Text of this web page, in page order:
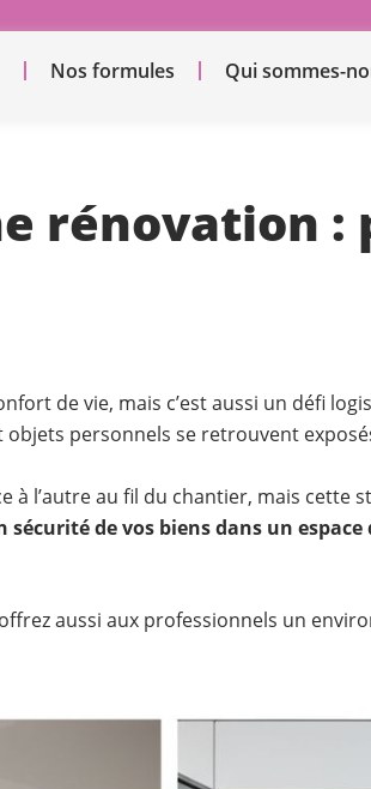
Nos formules Qui sommes-
rénovation :
de vie, mais c’est aussi un défi
personnels se retrouvent
l’autre au fil du chantier, mais cette
de vos biens dans un
aussi aux professionnels un